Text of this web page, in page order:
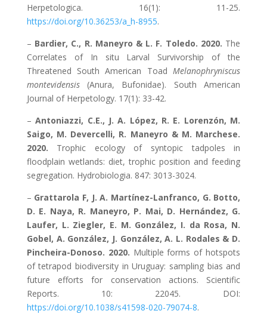
Herpetologica. 16(1): 11-25.
https://doi.org/10.36253/a_h-8955.
– Bardier, C., R. Maneyro & L. F. Toledo. 2020. The
Correlates of In situ Larval Survivorship of the
Threatened South American Toad Melanophryniscus
montevidensis(Anura, Bufonidae). South American
Journal of Herpetology. 17(1): 33-42.
–Antoniazzi, C.E., J. A. López, R. E. Lorenzón, M.
Saigo, M. Devercelli, R. Maneyro & M. Marchese.
2020. Trophic ecology of syntopic tadpoles in
floodplain wetlands: diet, trophic position and feeding
segregation. Hydrobiologia. 847: 3013-3024.
– Grattarola F, J. A. Martínez-Lanfranco, G. Botto,
D. E. Naya, R. Maneyro, P. Mai, D. Hernández, G.
Laufer, L. Ziegler, E. M. González, I. da Rosa, N.
Gobel, A. González, J. González, A. L. Rodales & D.
Pincheira-Donoso. 2020. Multiple forms of hotspots
of tetrapod biodiversity in Uruguay: sampling bias and
future efforts for conservation actions. Scientific
Reports. 10: 22045. DOI:
https://doi.org/10.1038/s41598-020-79074-8.